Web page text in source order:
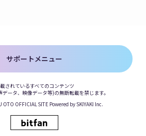
サポートメニュー
されているすべてのコンテンツ
ータ、映像データ等)の無断転載を禁じます。
OTO OFFICIAL SITE Powered by SKIYAKI Inc.